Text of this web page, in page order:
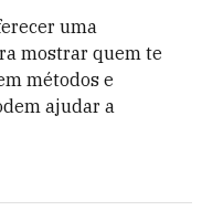
uma
mostrar quem te
métodos e
ajudar a